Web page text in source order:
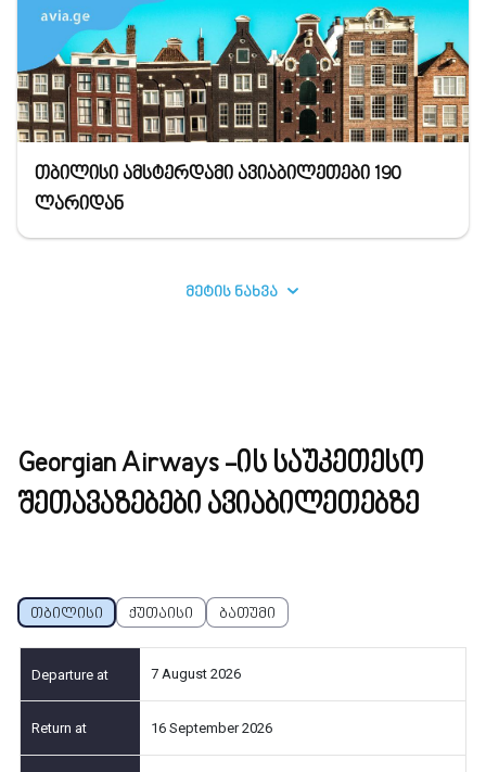
თბილისი ამსტერდამი ავიაბილეთები 190
ლარიდან
მეტის ნახვა
Georgian Airways -ის საუკეთესო
შეთავაზებები ავიაბილეთებზე
თბილისი ქუთაისი ბათუმი
7 August 2026
16 September 2026